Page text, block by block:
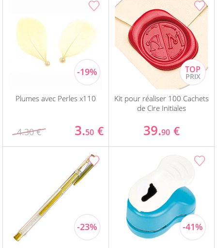
Plumes avec Perles x110
4.30 € 3.50 €
Kit pour réaliser 100 Cachets
de Cire Initiales
39.90 €